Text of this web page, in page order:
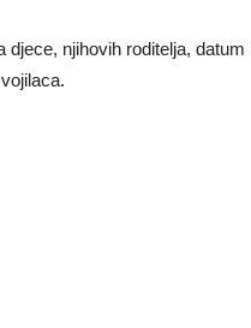
njihovih roditelja,